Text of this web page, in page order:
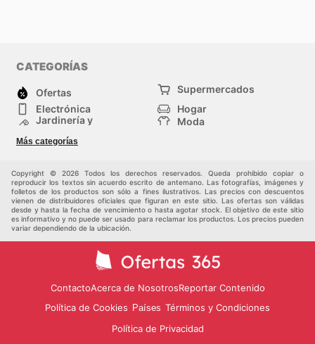
CATEGORÍAS
Ofertas
Supermercados
Electrónica
Hogar
Jardinería y
Moda
Tiendas
departamentales
Otros
Más categorías
Copyright © 2026 Todos los derechos reservados. Queda prohibido copiar o
reproducir los textos sin acuerdo escrito de antemano. Las fotografías, imágenes y
folletos de los productos son sólo a fines ilustrativos. Las precios con descuentos
vienen de distribuidores oficiales que figuran en este sitio. Las ofertas son válidas
desde y hasta la fecha de vencimiento o hasta agotar stock. El objetivo de este sitio
es informativo y no puede ser usado para reclamar los productos. Los precios pueden
variar dependiendo de la ubicación.
ContactoAcerca de NosotrosReportar Contenido
Política de Cookies Países Términos y Condiciones
Política de Privacidad